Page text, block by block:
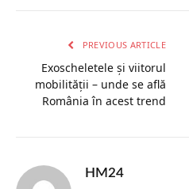
PREVIOUS ARTICLE
Exoscheletele și viitorul
mobilității – unde se află
România în acest trend
HM24